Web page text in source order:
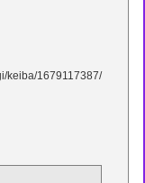
keiba/1679117387/